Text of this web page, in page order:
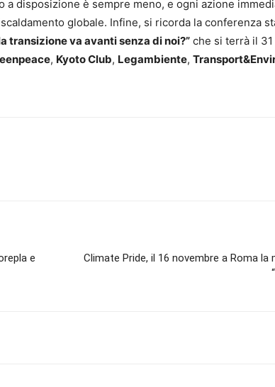
a disposizione è sempre meno, e ogni azione
globale. Infine, si ricorda la conferenza
va avanti senza di noi?” che si terrà il
, Kyoto Club, Legambiente,
e
Climate Pride, il 16 novembre a Roma la